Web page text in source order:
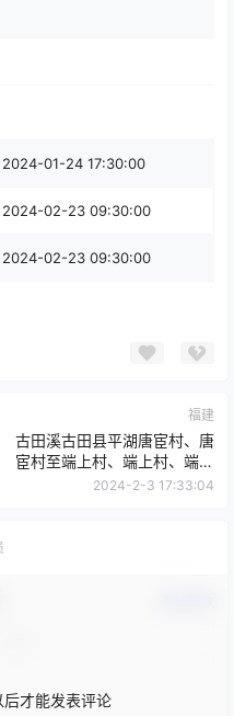
2024-01-24 17:30:00
2024-02-23 09:30:00
2024-02-23 09:30:00
福建
古田溪古田县平湖唐宦村、唐
宦村至端上村、端上村、端上
村至达才村、平湖镇河道治理
2024-2-3 17:33:04
才能发表评论